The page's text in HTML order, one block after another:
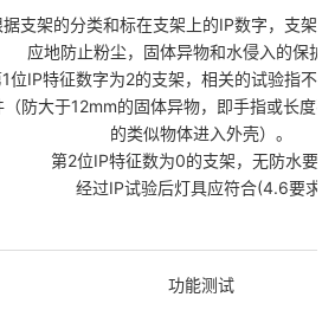
据支架的分类和标在支架上的IP数字，支架
应地防止粉尘，固体异物和水侵入的保护
位IP特征数字为2的支架，相关的试验指不
（防大于12mm的固体异物，即手指或长度
的类似物体进入外壳）。
第2位IP特征数为0的支架，无防水要
经过IP试验后灯具应符合(4.6要求)
功能测试